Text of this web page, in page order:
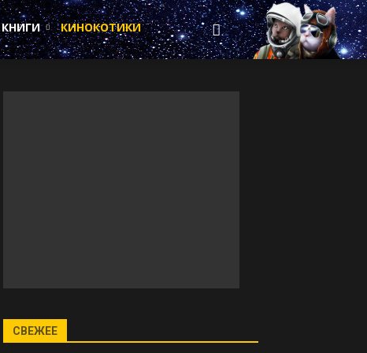
КНИГИ КИНОКОТИКИ
СВЕЖЕЕ